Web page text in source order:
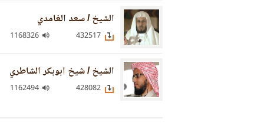
الشيخ / سعد الغامدي
الشيخ / شيخ ابوبكر الشاطري